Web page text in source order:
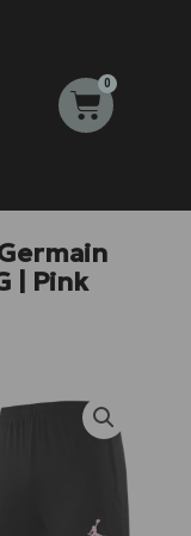
0
Carrito
| Pink